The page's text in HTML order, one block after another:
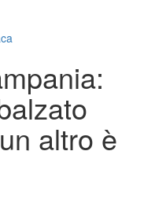
altro è